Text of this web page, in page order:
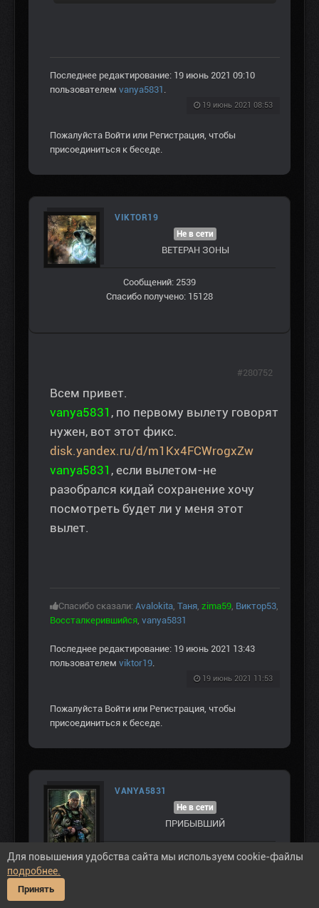
Последнее редактирование: 19 июнь 2021 09:10
пользователем vanya5831 .
19 июнь 2021 08:53
Пожалуйста Войти или Регистрация, чтобы
присоединиться к беседе.
VIKTOR19
Не в сети
ВЕТЕРАН ЗOНЫ
Сообщений: 2539
Спасибо получено: 15128
Всем привет.
vanya5831 , по первому вылету говорят
нужен, вот этот фикс.
disk.yandex.ru/d/m1Kx4FCWrogxZw
vanya5831 , если вылетом-не
разобрался кидай сохранение хочу
посмотреть будет ли у меня этот
вылет.
Спасибо сказали: Avalokita, Таня, zima59, Виктор53,
Воссталкерившийся, vanya5831
Последнее редактирование: 19 июнь 2021 13:43
пользователем viktor19.
19 июнь 2021 11:53
#280752
Пожалуйста Войти или Регистрация, чтобы
присоединиться к беседе.
VANYA5831
Не в сети
ПРИБЫВШИЙ
Сообщений: 6
Для повышения удобства сайта мы используем cookie-файлы
подробнее.
Принять